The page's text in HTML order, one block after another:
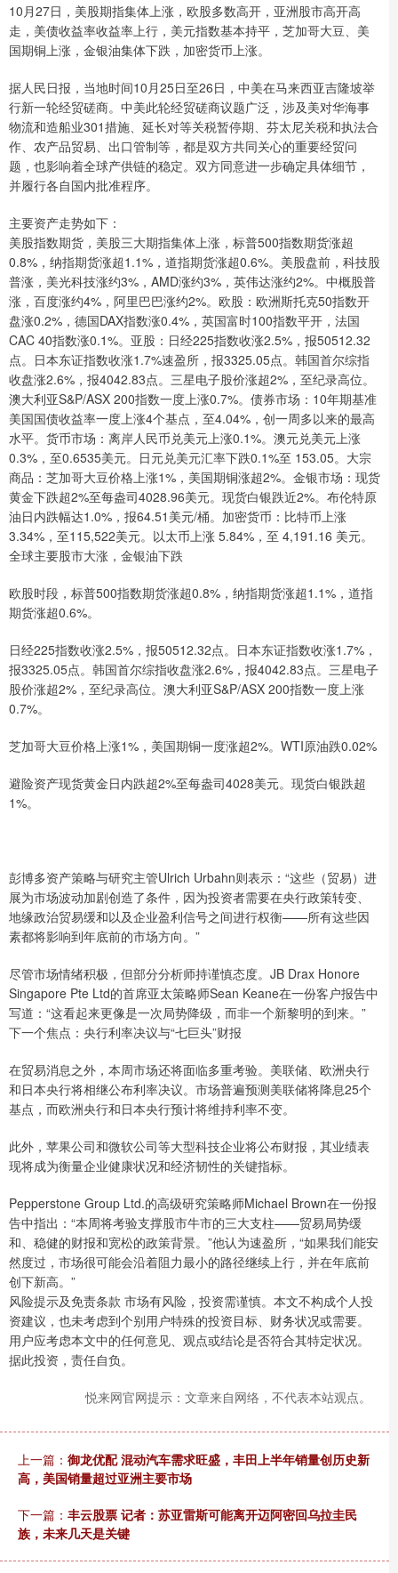
10月27日，美股期指集体上涨，欧股多数高开，亚洲股市高开高
走，美债收益率收益率上行，美元指数基本持平，芝加哥大豆、美
国期铜上涨，金银油集体下跌，加密货币上涨。
据人民日报，当地时间10月25日至26日，中美在马来西亚吉隆坡举
行新一轮经贸磋商。中美此轮经贸磋商议题广泛，涉及美对华海事
物流和造船业301措施、延长对等关税暂停期、芬太尼关税和执法合
作、农产品贸易、出口管制等，都是双方共同关心的重要经贸问
题，也影响着全球产供链的稳定。双方同意进一步确定具体细节，
并履行各自国内批准程序。
主要资产走势如下：
美股指数期货，美股三大期指集体上涨，标普500指数期货涨超
0.8%，纳指期货涨超1.1%，道指期货涨超0.6%。美股盘前，科技股
普涨，美光科技涨约3%，AMD涨约3%，英伟达涨约2%。中概股普
涨，百度涨约4%，阿里巴巴涨约2%。欧股：欧洲斯托克50指数开
盘涨0.2%，德国DAX指数涨0.4%，英国富时100指数平开，法国
CAC 40指数涨0.1%。亚股：日经225指数收涨2.5%，报50512.32
点。日本东证指数收涨1.7%速盈所，报3325.05点。韩国首尔综指
收盘涨2.6%，报4042.83点。三星电子股价涨超2%，至纪录高位。
澳大利亚S&P/ASX 200指数一度上涨0.7%。债券市场：10年期基准
美国国债收益率一度上涨4个基点，至4.04%，创一周多以来的最高
水平。货币市场：离岸人民币兑美元上涨0.1%。澳元兑美元上涨
0.3%，至0.6535美元。日元兑美元汇率下跌0.1%至 153.05。大宗
商品：芝加哥大豆价格上涨1%，美国期铜涨超2%。金银市场：现货
黄金下跌超2%至每盎司4028.96美元。现货白银跌近2%。布伦特原
油日内跌幅达1.0%，报64.51美元/桶。加密货币：比特币上涨
3.34%，至115,522美元。以太币上涨 5.84%，至 4,191.16 美元。
全球主要股市大涨，金银油下跌
欧股时段，标普500指数期货涨超0.8%，纳指期货涨超1.1%，道指
期货涨超0.6%。
日经225指数收涨2.5%，报50512.32点。日本东证指数收涨1.7%，
报3325.05点。韩国首尔综指收盘涨2.6%，报4042.83点。三星电子
股价涨超2%，至纪录高位。澳大利亚S&P/ASX 200指数一度上涨
0.7%。
芝加哥大豆价格上涨1%，美国期铜一度涨超2%。WTI原油跌0.02%
避险资产现货黄金日内跌超2%至每盎司4028美元。现货白银跌超
1%。
彭博多资产策略与研究主管Ulrich Urbahn则表示：“这些（贸易）进
展为市场波动加剧创造了条件，因为投资者需要在央行政策转变、
地缘政治贸易缓和以及企业盈利信号之间进行权衡——所有这些因
素都将影响到年底前的市场方向。”
尽管市场情绪积极，但部分分析师持谨慎态度。JB Drax Honore
Singapore Pte Ltd的首席亚太策略师Sean Keane在一份客户报告中
写道：“这看起来更像是一次局势降级，而非一个新黎明的到来。”
下一个焦点：央行利率决议与“七巨头”财报
在贸易消息之外，本周市场还将面临多重考验。美联储、欧洲央行
和日本央行将相继公布利率决议。市场普遍预测美联储将降息25个
基点，而欧洲央行和日本央行预计将维持利率不变。
此外，苹果公司和微软公司等大型科技企业将公布财报，其业绩表
现将成为衡量企业健康状况和经济韧性的关键指标。
Pepperstone Group Ltd.的高级研究策略师Michael Brown在一份报
告中指出：“本周将考验支撑股市牛市的三大支柱——贸易局势缓
和、稳健的财报和宽松的政策背景。”他认为速盈所，“如果我们能安
然度过，市场很可能会沿着阻力最小的路径继续上行，并在年底前
创下新高。”
风险提示及免责条款 市场有风险，投资需谨慎。本文不构成个人投
资建议，也未考虑到个别用户特殊的投资目标、财务状况或需要。
用户应考虑本文中的任何意见、观点或结论是否符合其特定状况。
据此投资，责任自负。
悦来网官网提示：文章来自网络，不代表本站观点。
上一篇： 御龙优配 混动汽车需求旺盛，丰田上半年销量创历史新
高，美国销量超过亚洲主要市场
下一篇： 丰云股票 记者：苏亚雷斯可能离开迈阿密回乌拉圭民
族，未来几天是关键